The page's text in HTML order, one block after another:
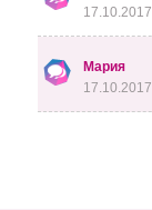
17.10.2017
Мария
17.10.2017